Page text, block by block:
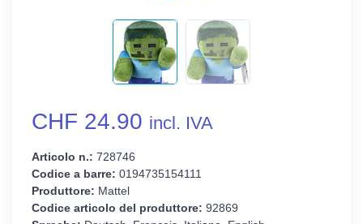
CHF 24.90 incl. IVA
Articolo n.: 728746
Codice a barre: 0194735154111
Produttore: Mattel
Codice articolo del produttore: 92869